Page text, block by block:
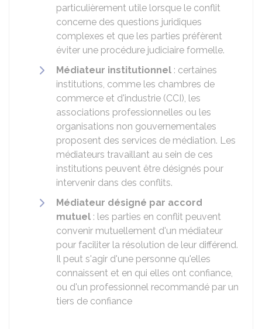
particulièrement utile lorsque le conflit
concerne des questions juridiques
complexes et que les parties préfèrent
éviter une procédure judiciaire formelle.
Médiateur institutionnel : certaines
institutions, comme les chambres de
commerce et d'industrie (CCI), les
associations professionnelles ou les
organisations non gouvernementales
proposent des services de médiation. Les
médiateurs travaillant au sein de ces
institutions peuvent être désignés pour
intervenir dans des conflits.
Médiateur désigné par accord
mutuel : les parties en conflit peuvent
convenir mutuellement d'un médiateur
pour faciliter la résolution de leur différend.
Il peut s'agir d'une personne qu'elles
connaissent et en qui elles ont confiance,
ou d'un professionnel recommandé par un
tiers de confiance